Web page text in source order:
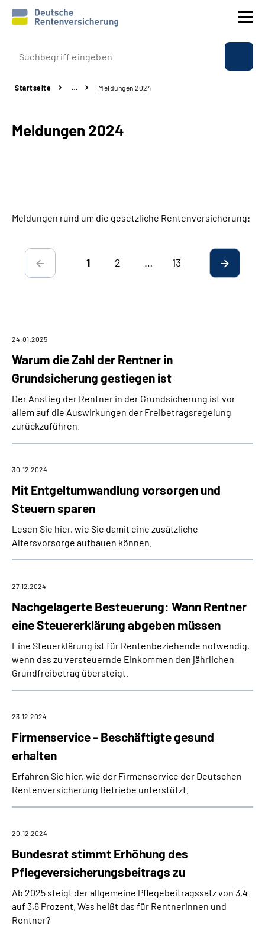
Prävention
Rente
Online-Services
Inhalte in Gebärdensprache (DGS)
Leichte Sprache
Mein Kundenportal
Startseite … Meldungen 2024
Meldungen 2024
Meldungen rund um die gesetzliche Rentenversicherung:
1 2 … 13
Warum die Zahl der Rentner in
Grundsicherung gestiegen ist
24.01.2025
Der Anstieg der Rentner in der Grundsicherung ist vor
allem auf die Auswirkungen der Freibetragsregelung
zurückzuführen.
Mit Entgeltumwandlung vorsorgen und
Steuern sparen
30.12.2024
Lesen Sie hier, wie Sie damit eine zusätzliche
Altersvorsorge aufbauen können.
Nachgelagerte Besteuerung: Wann Rentner
eine Steuererklärung abgeben müssen
27.12.2024
Eine Steuerklärung ist für Rentenbeziehende notwendig,
wenn das zu versteuernde Einkommen den jährlichen
Grundfreibetrag übersteigt.
Firmenservice - Beschäftigte gesund
erhalten
23.12.2024
Erfahren Sie hier, wie der Firmenservice der Deutschen
Rentenversicherung Betriebe unterstützt.
Bundesrat stimmt Erhöhung des
Pflegeversicherungsbeitrags zu
20.12.2024
Ab 2025 steigt der allgemeine Pflegebeitragssatz von 3,4
auf 3,6 Prozent. Was heißt das für Rentnerinnen und
Rentner?